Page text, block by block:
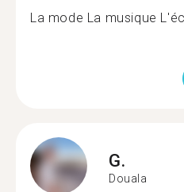
La mode La musique
G.
Douala